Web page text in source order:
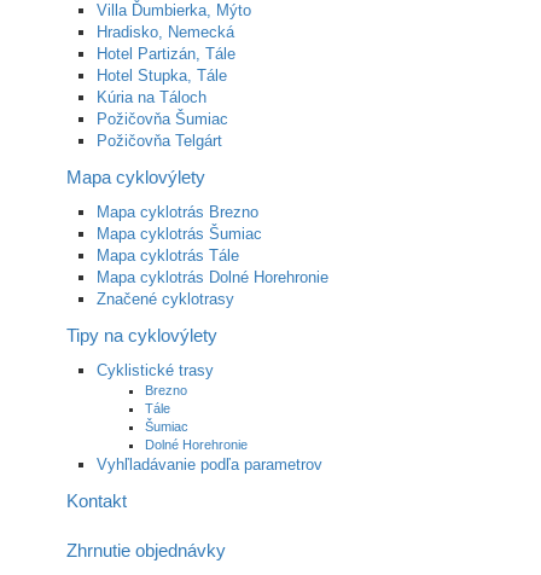
Villa Ďumbierka, Mýto
Hradisko, Nemecká
Hotel Partizán, Tále
Hotel Stupka, Tále
Kúria na Táloch
Požičovňa Šumiac
Požičovňa Telgárt
Mapa cyklovýlety
Mapa cyklotrás Brezno
Mapa cyklotrás Šumiac
Mapa cyklotrás Tále
Mapa cyklotrás Dolné Horehronie
Značené cyklotrasy
Tipy na cyklovýlety
Cyklistické trasy
Brezno
Tále
Šumiac
Dolné Horehronie
Vyhľladávanie podľa parametrov
Kontakt
Zhrnutie objednávky